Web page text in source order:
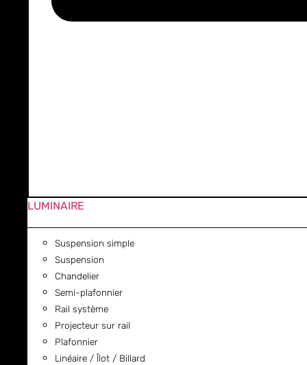
LUMINAIRE
Suspension simple
Suspension
Chandelier
Semi-plafonnier
Rail système
Projecteur sur rail
Plafonnier
Linéaire / Îlot / Billard